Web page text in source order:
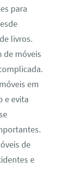
para
livros.
de móveis
em
e evita
de
e